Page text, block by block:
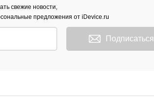
свежие новости,
предложения от iDevice.ru
Подписаться